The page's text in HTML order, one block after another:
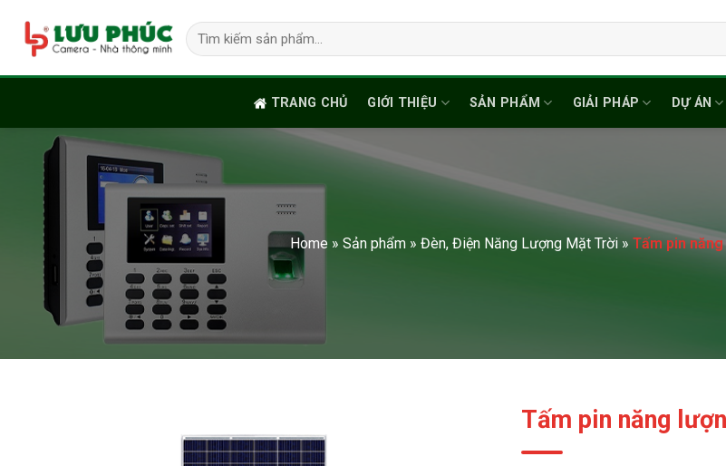
content
Tìm
kiếm:
TRANG CHỦ GIỚI THIỆU SẢN PHẨM GIẢI PHÁP DỰ ÁN
Home» Sản phẩm» Đèn, Điện Năng Lượng Mặt Trời» Tấm pin
Tấm pin năng